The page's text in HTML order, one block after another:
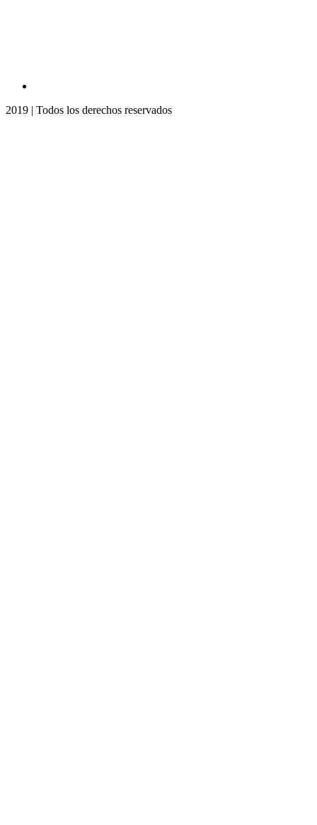
2019 | Todos los derechos reservados